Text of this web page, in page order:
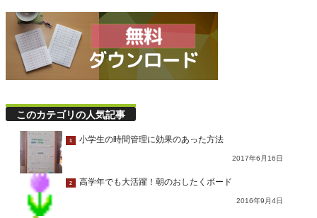
このカテゴリの人気記事
1 小学生の時間管理に効果のあった方法
2017年6月16日
2 高学年でも大活躍！朝のおしたくボード
2016年9月4日